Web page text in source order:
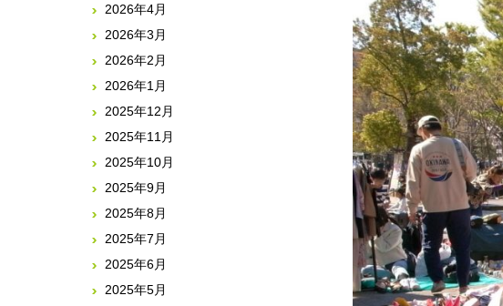
2026年4月
2026年3月
2026年2月
2026年1月
2025年12月
2025年11月
2025年10月
2025年9月
2025年8月
2025年7月
2025年6月
2025年5月